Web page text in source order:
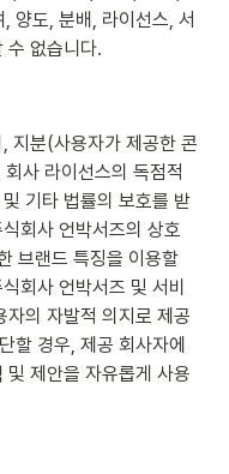
양도, 분배, 라이선스, 서
수 없습니다.
지분(사용자가 제공한 콘
사 라이선스의 독점적
기타 법률의 보호를 받
회사 언박서즈의 상호
브랜드 특징을 이용할
회사 언박서즈 및 서비
의 자발적 의지로 제공
할 경우, 제공 회사자에
제안을 자유롭게 사용